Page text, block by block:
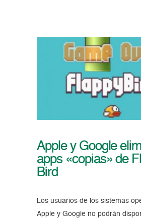
Apple y Google
apps «copias» de
Bird
Los usuarios de los sistemas
Apple y Google no podrán